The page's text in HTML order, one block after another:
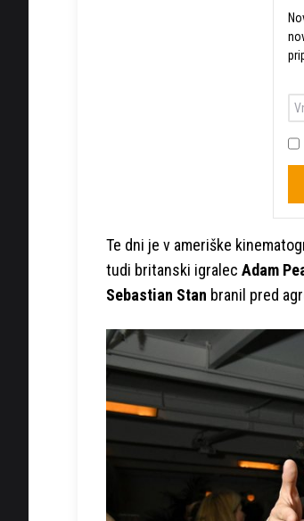
Te dni je v ameriške
tudi britanski igralec Adam
Sebastian Stan branil pred